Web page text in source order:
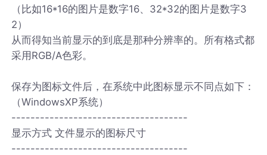
（比如16*16的图片是数字16、32*32的图片是数字3
2）
从而得知当前显示的到底是那种分辨率的。所有格式都
采用RGB/A色彩。
保存为图标文件后，在系统中此图标显示不同点如下：
（WindowsXP系统）
-------------------------------------
显示方式 文件显示的图标尺寸
-------------------------------------